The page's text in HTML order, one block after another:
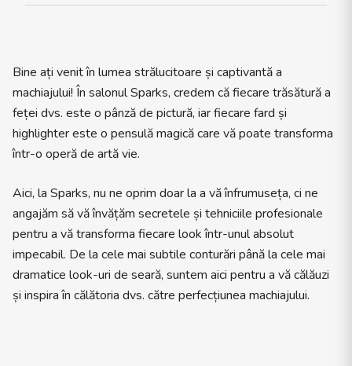
Bine ați venit în lumea strălucitoare și captivantă a
machiajului! În salonul Sparks, credem că fiecare trăsătură a
feței dvs. este o pânză de pictură, iar fiecare fard și
highlighter este o pensulă magică care vă poate transforma
într-o operă de artă vie.
Aici, la Sparks, nu ne oprim doar la a vă înfrumuseța, ci ne
angajăm să vă învățăm secretele și tehniciile profesionale
pentru a vă transforma fiecare look într-unul absolut
impecabil. De la cele mai subtile conturări până la cele mai
dramatice look-uri de seară, suntem aici pentru a vă călăuzi
și inspira în călătoria dvs. către perfecțiunea machiajului.